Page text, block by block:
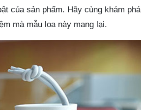
của sản phẩm. Hãy cùng khám phá
mà mẫu loa này mang lại.